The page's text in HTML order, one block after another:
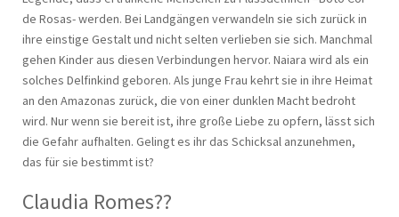
de Rosas- werden. Bei Landgängen verwandeln sie sich zurück in
ihre einstige Gestalt und nicht selten verlieben sie sich. Manchmal
gehen Kinder aus diesen Verbindungen hervor. Naiara wird als ein
solches Delfinkind geboren. Als junge Frau kehrt sie in ihre Heimat
an den Amazonas zurück, die von einer dunklen Macht bedroht
wird. Nur wenn sie bereit ist, ihre große Liebe zu opfern, lässt sich
die Gefahr aufhalten. Gelingt es ihr das Schicksal anzunehmen,
das für sie bestimmt ist?
Claudia Romes??